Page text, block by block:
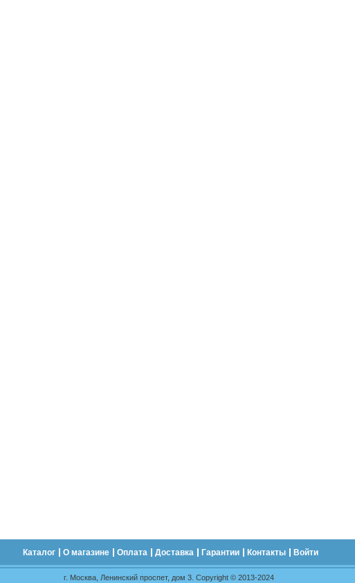
Каталог О магазине Оплата Доставка Гарантии Контакты Войти
г. Москва, Ленинский проспет, дом 3. Copyright © 2013-2024